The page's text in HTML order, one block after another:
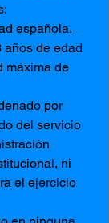
española.
años de edad
máxima de
por
del servicio
ni
el ejercicio